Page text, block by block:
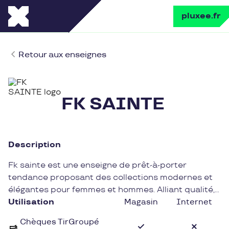
pluxee.fr
Retour aux enseignes
FK SAINTE
Description
Fk sainte est une enseigne de prêt-à-porter
tendance proposant des collections modernes et
élégantes pour femmes et hommes. Alliant qualité,
confort et style, Fk sainte s'adresse à une clientèle
occasions.
Utilisation Magasin Internet
Chèques TirGroupé